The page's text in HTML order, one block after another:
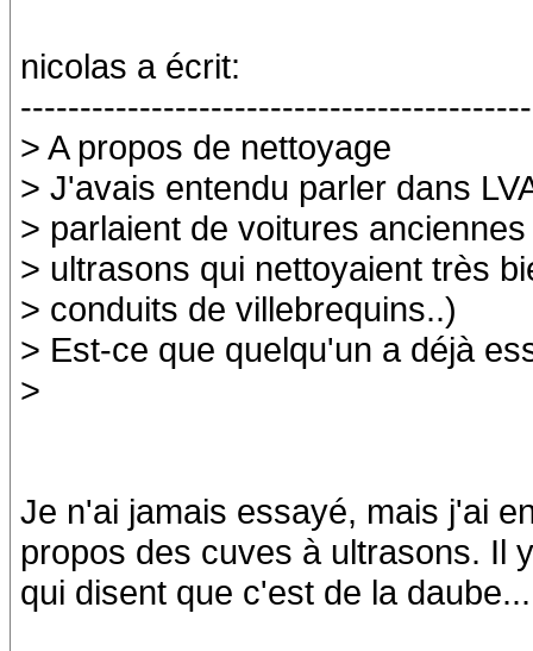
nicolas a écrit:
> A propos de nettoyage
> J'avais entendu parler dans
> parlaient de voitures
> ultrasons qui nettoyaient très
> conduits de villebrequins..)
> Est-ce que quelqu'un a déjà
>
Je n'ai jamais essayé, mais j'ai
propos des cuves à ultrasons. Il
qui disent que c'est de la daube...